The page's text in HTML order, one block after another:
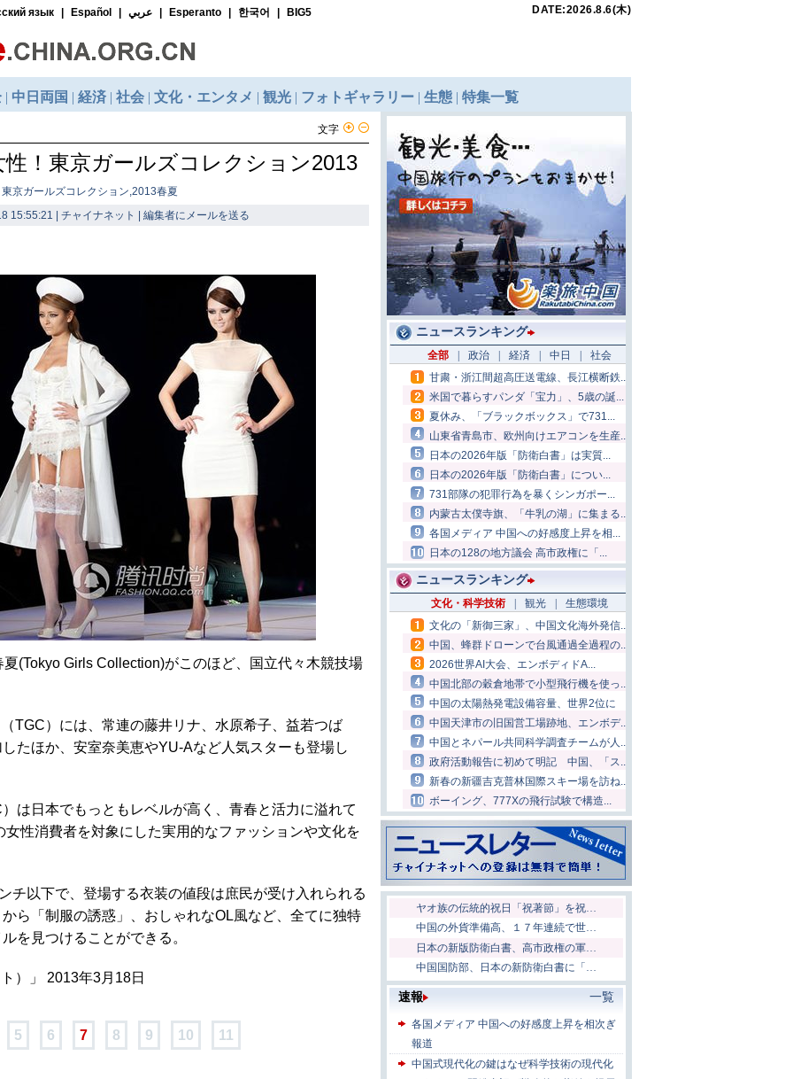
文字
！東京ガールズコレクション2013
京ガールズコレクション,2013春夏
15:55:21 | チャイナネット | 編集者にメールを送る
(Tokyo Girls Collection)がこのほど、国立代々木競技場
TGC）には、常連の藤井リナ、水原希子、益若つば
たほか、安室奈美恵やYU-Aなど人気スターも登場し
は日本でもっともレベルが高く、青春と活力に溢れて
性消費者を対象にした実用的なファッションや文化を
チ以下で、登場する衣装の値段は庶民が受け入れられる
ら「制服の誘惑」、おしゃれなOL風など、全てに独特
を見つけることができる。
）」 2013年3月18日
5 6 7 8 9 10 11